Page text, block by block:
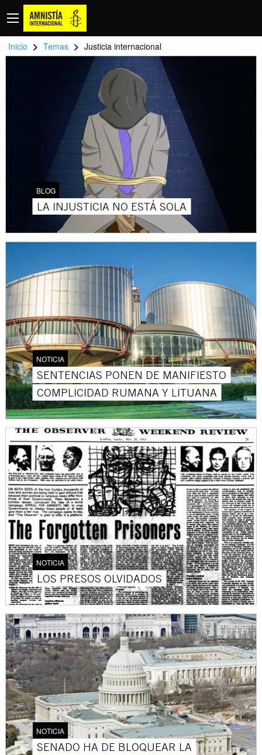
Inicio > Temas > Justicia internacional
BLOG
LA INJUSTICIA NO ESTÁ SOLA
NOTICIA
SENTENCIAS PONEN DE MANIFIESTO
COMPLICIDAD RUMANA Y LITUANA
NOTICIA
LOS PRESOS OLVIDADOS
NOTICIA
SENADO HA DE BLOQUEAR LA